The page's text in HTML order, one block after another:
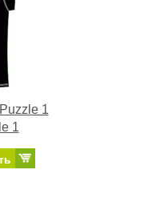
1
1